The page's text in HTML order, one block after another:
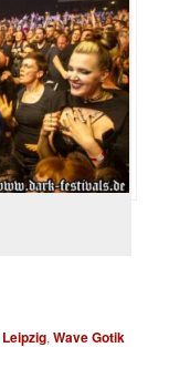
Leipzig,Wave Gotik